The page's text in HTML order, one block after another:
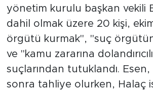
yönetim kurulu başkan vekili
dahil olmak üzere 20 kişi,
örgütü kurmak", "suç
ve "kamu zararına
suçlarından tutuklandı. Esen,
sonra tahliye olurken, Halaç